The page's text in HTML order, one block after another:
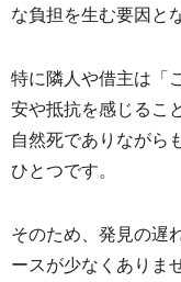
な負担を生む要因と
特に隣人や借主は「
安や抵抗を感じるこ
自然死でありながら
ひとつです。
そのため、 発見の遅
ースが少なくありま